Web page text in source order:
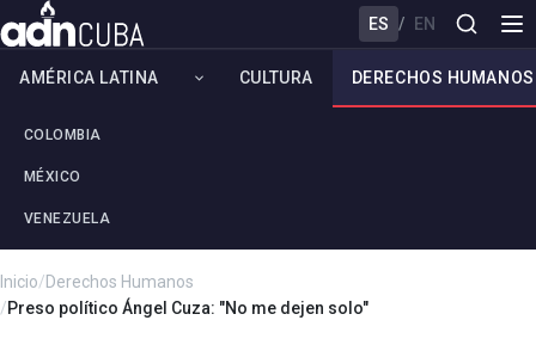
ES / EN
AMÉRICA LATINA
COLOMBIA
MÉXICO
VENEZUELA
CULTURA DERECHOS HUMANOS
Inicio/Derechos Humanos
/Preso político Ángel Cuza: "No me dejen solo"